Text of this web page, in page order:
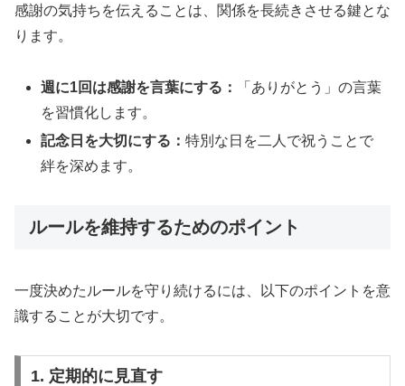
感謝の気持ちを伝えることは、関係を長続きさせる鍵とな
ります。
週に1回は感謝を言葉にする：
「ありがとう」の言葉
を習慣化します。
記念日を大切にする：特別な日を二人で祝うことで
絆を深めます。
ルールを維持するためのポイント
一度決めたルールを守り続けるには、以下のポイントを意
識することが大切です。
1. 定期的に見直す